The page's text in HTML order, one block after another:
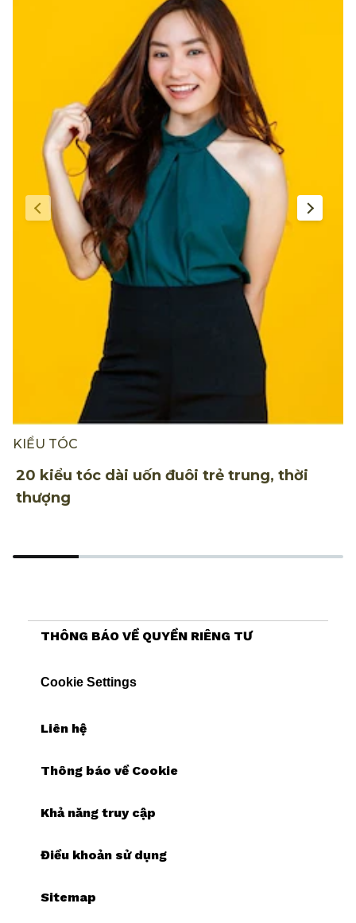
KIỂU TÓC
20 kiểu tóc dài uốn đuôi trẻ trung, thời
thượng
THÔNG BÁO VỀ QUYỀN RIÊNG TƯ
Cookie Settings
Liên hệ
Thông báo về Cookie
Khả năng truy cập
Điều khoản sử dụng
Sitemap